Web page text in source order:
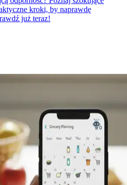
kroki, by naprawdę
już teraz!